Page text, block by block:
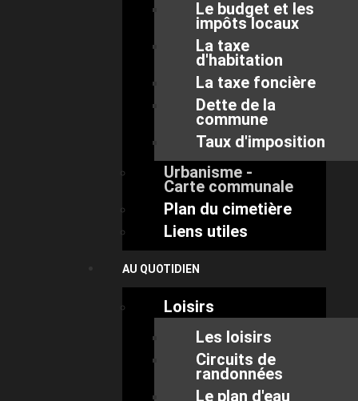
Le budget et les
impôts locaux
La taxe
d'habitation
La taxe foncière
Dette de la
commune
Taux d'imposition
Urbanisme -
Carte communale
Plan du cimetière
Liens utiles
AU QUOTIDIEN
Loisirs
Les loisirs
Circuits de
randonnées
Le plan d'eau